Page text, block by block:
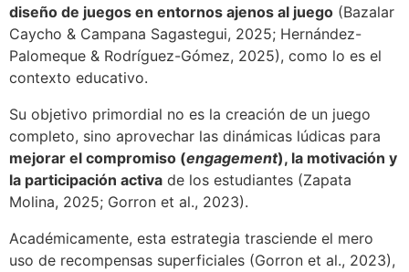
diseño de juegos en entornos ajenos al juego (Bazalar
Caycho & Campana Sagastegui, 2025; Hernández-
Palomeque & Rodríguez-Gómez, 2025), como lo es el
contexto educativo.
Su objetivo primordial no es la creación de un juego
completo, sino aprovechar las dinámicas lúdicas para
mejorar el compromiso (engagement), la motivación y
la participación activa de los estudiantes (Zapata
Molina, 2025; Gorron et al., 2023).
Académicamente, esta estrategia trasciende el mero
uso de recompensas superficiales (Gorron et al., 2023),